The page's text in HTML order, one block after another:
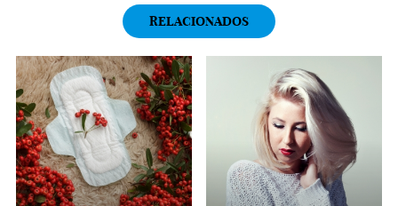
RELACIONADOS